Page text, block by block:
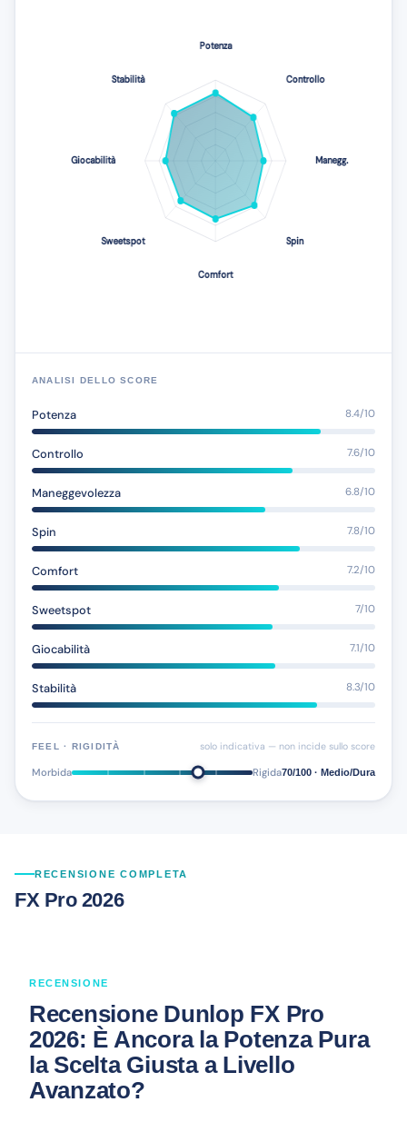
ANALISI DELLO SCORE
Potenza 8.4/10
Controllo 7.6/10
Maneggevolezza 6.8/10
Spin 7.8/10
Comfort 7.2/10
Sweetspot 7/10
Giocabilità 7.1/10
Stabilità 8.3/10
FEEL · RIGIDITÀ solo indicativa — non incide sullo score
Morbida Rigida70/100 · Medio/Dura
RECENSIONE COMPLETA
FX Pro 2026
RECENSIONE
Recensione Dunlop FX Pro
2026: È Ancora la Potenza Pura
la Scelta Giusta a Livello
Avanzato?